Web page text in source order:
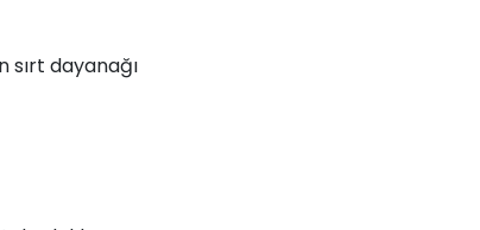
dayanağı